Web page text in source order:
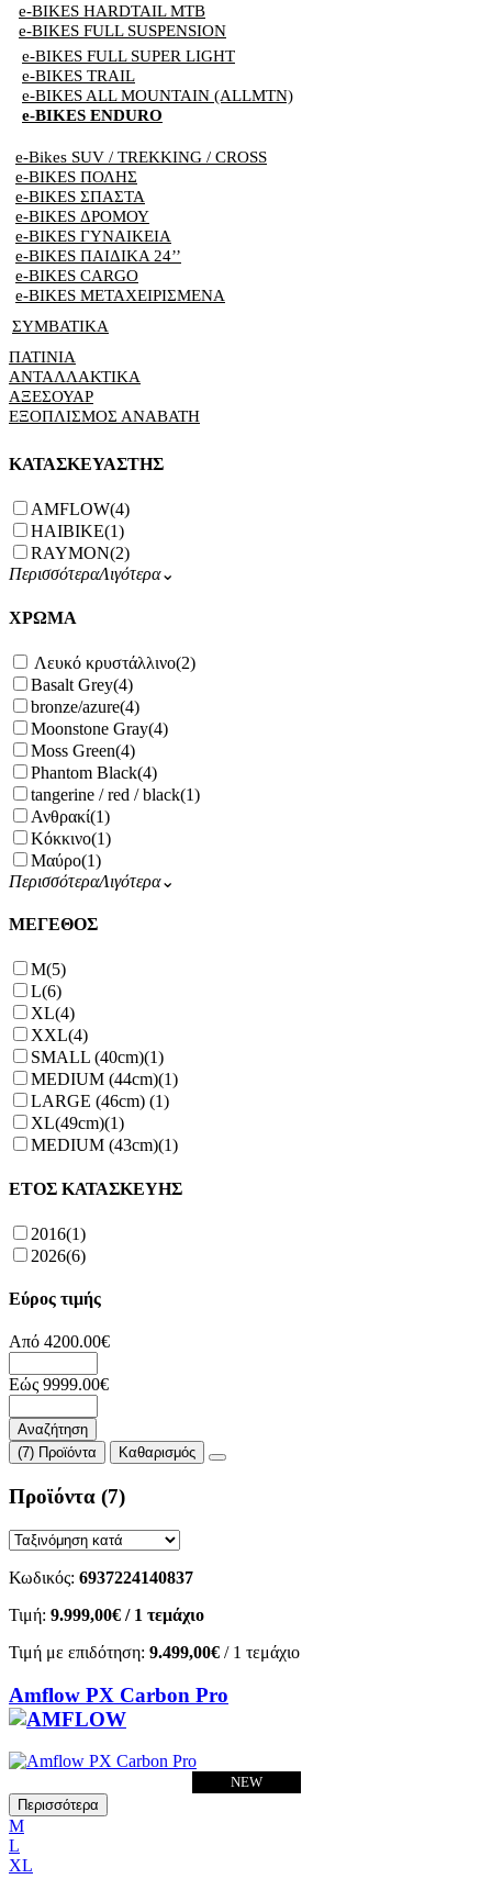
e-BIKES HARDTAIL MTB
e-BIKES FULL SUSPENSION
e-BIKES FULL SUPER LIGHT
e-BIKES TRAIL
e-BIKES ALL MOUNTAIN (ALLMTN)
e-BIKES ENDURO
e-Bikes SUV / TREKKING / CROSS
e-BIKES ΠΟΛΗΣ
e-BIKES ΣΠΑΣΤΑ
e-BIKES ΔΡΟΜΟΥ
e-BIKES ΓΥΝΑΙΚΕΙΑ
e-BIKES ΠΑΙΔΙΚΑ 24’’
e-BIKES CARGO
e-BIKES ΜΕΤΑΧΕΙΡΙΣΜΕΝΑ
ΣΥΜΒΑΤΙΚΑ
ΠΑΤΙΝΙΑ
ΑΝΤΑΛΛΑΚΤΙΚΑ
ΑΞΕΣΟΥΑΡ
ΕΞΟΠΛΙΣΜΟΣ ΑΝΑΒΑΤΗ
ΚΑΤΑΣΚΕΥΑΣΤΗΣ
AMFLOW(4)
HAIBIKE(1)
RAYMON(2)
ΠερισσότεραΛιγότερα⌄
ΧΡΩΜΑ
Λευκό κρυστάλλινο(2)
Basalt Grey(4)
bronze/azure(4)
Moonstone Gray(4)
Moss Green(4)
Phantom Black(4)
tangerine / red / black(1)
Ανθρακί(1)
Κόκκινο(1)
Μαύρο(1)
ΠερισσότεραΛιγότερα⌄
ΜΕΓΕΘΟΣ
M(5)
L(6)
XL(4)
XXL(4)
SMALL (40cm)(1)
MEDIUM (44cm)(1)
LARGE (46cm) (1)
XL(49cm)(1)
MEDIUM (43cm)(1)
ΕΤΟΣ ΚΑΤΑΣΚΕΥΗΣ
2016(1)
2026(6)
Εύρος τιμής
Από 4200.00€
Εώς 9999.00€
Αναζήτηση
(7) Προϊόντα
Καθαρισμός
Προϊόντα (7)
Κωδικός: 6937224140837
Τιμή: 9.999,00€ / 1 τεμάχιο
Τιμή με επιδότηση: 9.499,00€ / 1 τεμάχιο
Amflow PX Carbon Pro
NEW
Περισσότερα
M
L
XL